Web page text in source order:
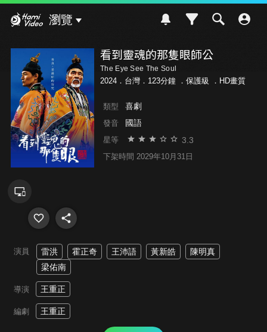
瀏覽
看到靈魂的那隻眼師公
The Eye See The Soul
2024．台灣．123分鐘 ． 保護級 ．HD畫質
類型 喜劇
發音 國語
星等 3.3
下架時間 2029年10月31日
演員 雷洪 霍正奇 王沛語 黃新皓
陳明真
梁佑南
導演 王重正
編劇 王重正